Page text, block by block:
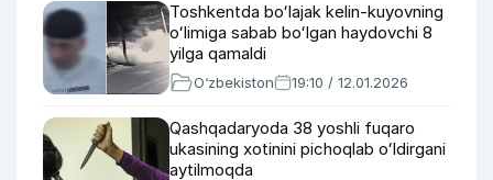
Toshkentda boʻlajak kelin-kuyovning
oʻlimiga sabab boʻlgan haydovchi 8
yilga qamaldi
O‘zbekiston 19:10 / 12.01.2026
Qashqadaryoda 38 yoshli fuqaro
ukasining xotinini pichoqlab oʻldirgani
aytilmoqda